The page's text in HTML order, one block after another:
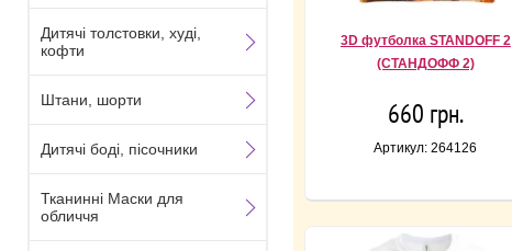
3D футболка STANDOFF 2
(СТАНДОФФ 2)
660 грн.
Артикул: 264126
Дитячі толстовки, худі,
кофти
Штани, шорти
Дитячі боді, пісочники
Тканинні Маски для
обличчя